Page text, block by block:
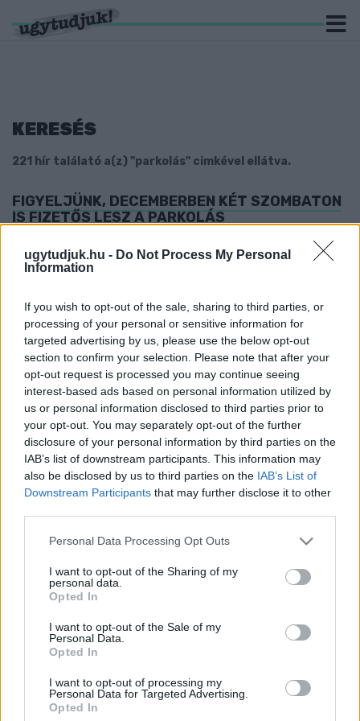
ugytudjuk.hu - Do Not Process My Personal
Information
If you wish to opt-out of the sale, sharing to third parties, or
processing of your personal or sensitive information for
targeted advertising by us, please use the below opt-out
section to confirm your selection. Please note that after your
opt-out request is processed you may continue seeing
interest-based ads based on personal information utilized by
us or personal information disclosed to third parties prior to
your opt-out. You may separately opt-out of the further
disclosure of your personal information by third parties on the
IAB’s list of downstream participants. This information may
also be disclosed by us to third parties on the IAB’s List of
Downstream Participants that may further disclose it to other
Please note that this website/app uses one or more Google
not limited to your visit or usage behaviour. You may click to
grant or deny consent to Google and its third-party tags to
use your data for below specified purposes in below Google
consent section.
Personal Data Processing Opt Outs
I want to opt-out of the Sharing of my
personal data.
Opted In
I want to opt-out of the Sale of my
Personal Data.
Opted In
I want to opt-out of processing my
Personal Data for Targeted Advertising.
Opted In
KERESÉS
221 hír találató a(z) "parkolás" cimkével ellátva.
FIGYELJÜNK, DECEMBERBEN KÉT SZOMBATON
IS FIZETŐS LESZ A PARKOLÁS
2018. november. 27. 18:39
Ünnepnapokon viszont majd nem kell fizetni.
SZOMBATHELYI PARKOLÁSÉRT
2018. november. 01. 13:26
TE ISMERED A PLATÓS TEHERAUTÓVAL JÁRÓ
SZOMBATHELYI MOZGÁSSÉRÜLTET?
2018. október. 29. 06:49
KÖZEL 39 EZER AUTÓ VAN MÁR
SZOMBATHELYEN
2018. október. 24. 16:56
212 millió forintos hiánya van a Fedett Uszodának. Ezek a
holnapi közgyűlés legfontosabb számai, de itt van a többi téma
HATALMAS KAMUVAL AKAR VALAKI ÜRES
UTCAI PARKOLÓHELYET FENNTARTANI
SZOMBATHELYEN
2018. október. 19. 06:45
Senki se higgyen a Vörösmarty utcai ragasznak.
UGYE NEM FELEJTETTÉL EL MA
PARKOLÓJEGYET VENNI?
Mert különben bünti lesz a vége.
HATALMAS AZ ÉRDEKLŐDÉS A FIDESZ ÁLTAL